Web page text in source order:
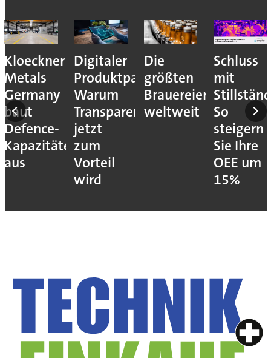
Kloeckner
Metals
Germany
baut
Defence-
Kapazitäten
aus
Digitaler
Produktpass:
Warum
Transparenz
jetzt
zum
Vorteil
wird
Die
größten
Brauereien
weltweit
Schluss
mit
So
steigern
Sie Ihre
OEE um
15%